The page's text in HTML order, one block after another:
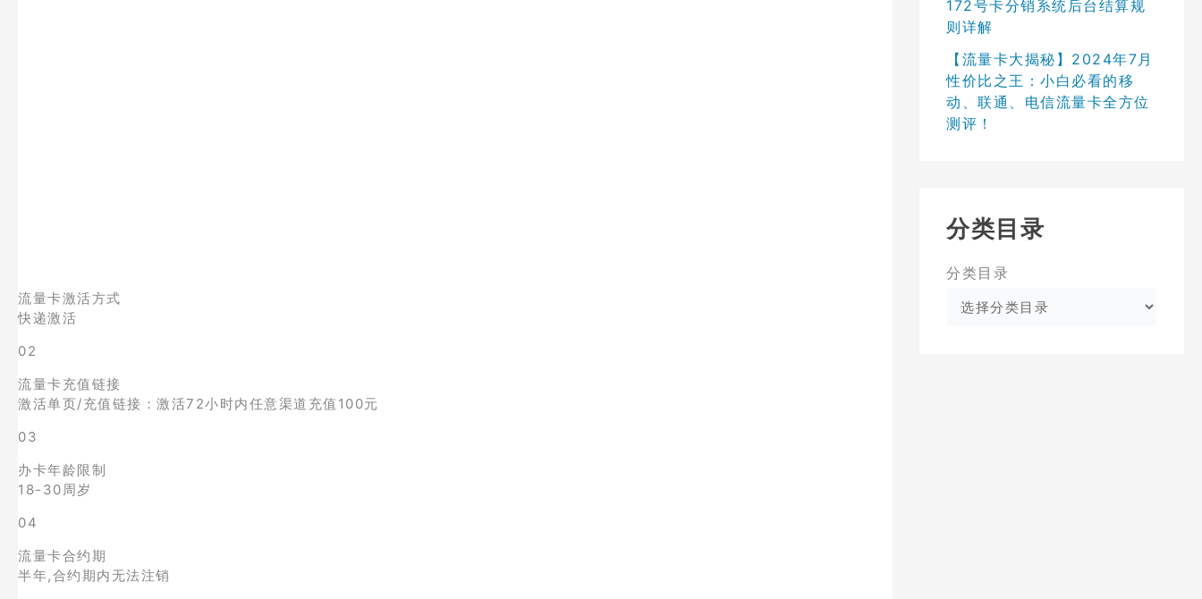
流量卡激活方式
快递激活
02
流量卡充值链接
激活单页/充值链接：激活72小时内任意渠道充值100元
03
办卡年龄限制
18-30周岁
04
流量卡合约期
半年,合约期内无法注销
172号卡分销系统后台结算规
则详解
【流量卡大揭秘】2024年7月
性价比之王：小白必看的移
动、联通、电信流量卡全方位
测评！
分类目录
分类目录